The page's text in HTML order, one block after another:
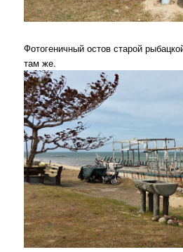
Фотогеничный остов старой
там же.